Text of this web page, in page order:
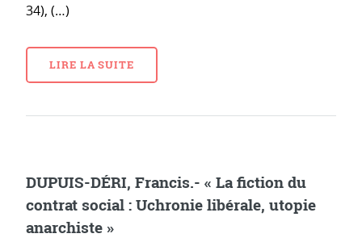
34), (…)
LIRE LA SUITE
DUPUIS-DÉRI, Francis.- « La fiction du
contrat social : Uchronie libérale, utopie
anarchiste »